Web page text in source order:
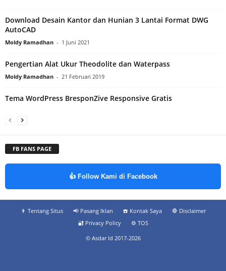
Download Desain Kantor dan Hunian 3 Lantai Format DWG
AutoCAD
Moldy Ramadhan - 1 Juni 2021
Pengertian Alat Ukur Theodolite dan Waterpass
Moldy Ramadhan - 21 Februari 2019
Tema WordPress BresponZive Responsive Gratis
FB FANS PAGE
👍 Follow Kami di Facebook
👨‍ Tentang Situs 📢 Pasang Iklan ☎️ Kontak Saya
🛑 Disclaimer
🔐 Privacy Policy
⚙️ TOS
© Asdar Id 2017-2026